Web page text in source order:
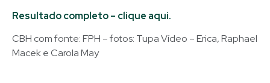
Resultado completo – clique aqui.
CBH com fonte: FPH – fotos: Tupa Vídeo – Erica, Raphael
Macek e Carola May